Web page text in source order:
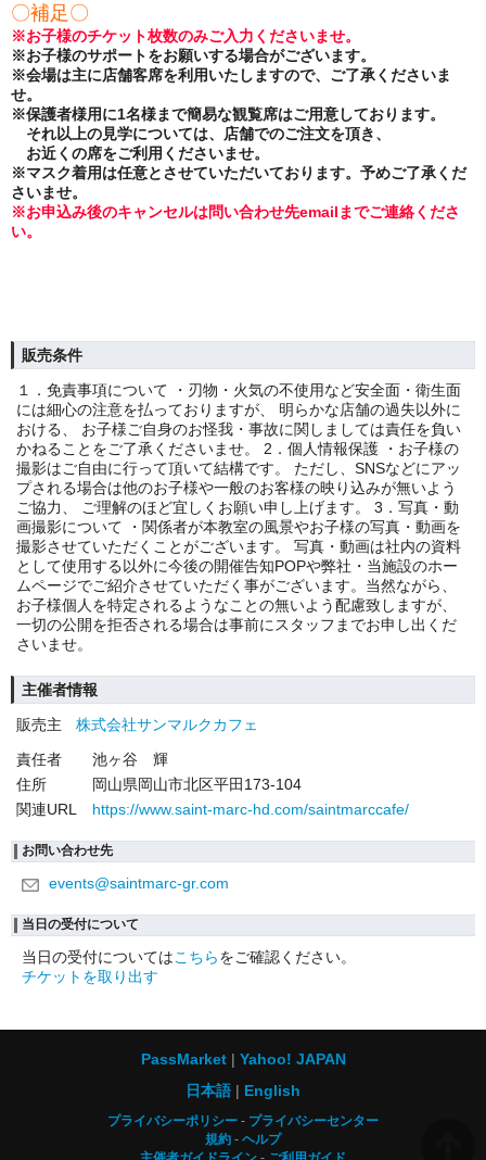
〇補足〇
※お子様のチケット枚数のみご入力くださいませ。
※お子様のサポートをお願いする場合がございます。
※会場は主に店舗客席を利用いたしますので、 ご了承くださいま
せ。
※保護者様用に1名様まで簡易な観覧席はご用意しております。
それ以上の見学については、店舗でのご注文を頂き、
お近くの席をご利用くださいませ。
※マスク着用は任意とさせていただいております。予めご了承くだ
さいませ。
※お申込み後のキャンセルは問い合わせ先emailまでご連絡くださ
い。
販売条件
１．免責事項について ・刃物・火気の不使用など安全面・衛生面
には細心の注意を払っておりますが、 明らかな店舗の過失以外に
おける、 お子様ご自身のお怪我・事故に関しましては責任を負い
かねることをご了承くださいませ。 2．個人情報保護 ・お子様の
撮影はご自由に行って頂いて結構です。 ただし、SNSなどにアッ
プされる場合は他のお子様や一般のお客様の映り込みが無いよう
ご協力、 ご理解のほど宜しくお願い申し上げます。 3．写真・動
画撮影について ・関係者が本教室の風景やお子様の写真・動画を
撮影させていただくことがございます。 写真・動画は社内の資料
として使用する以外に今後の開催告知POPや弊社・当施設のホー
ムページでご紹介させていただく事がございます。当然ながら、
お子様個人を特定されるようなことの無いよう配慮致しますが、
一切の公開を拒否される場合は事前にスタッフまでお申し出くだ
さいませ。
主催者情報
販売主
株式会社サンマルクカフェ
責任者
池ヶ谷 輝
住所
岡山県岡山市北区平田173-104
関連URL
https://www.saint-marc-hd.com/saintmarccafe/
お問い合わせ先
events@saintmarc-gr.com
当日の受付について
当日の受付についてはこちらをご確認ください。
チケットを取り出す
PassMarket
Yahoo! JAPAN
日本語
English
プライバシーポリシー
プライバシーセンター
規約
ヘルプ